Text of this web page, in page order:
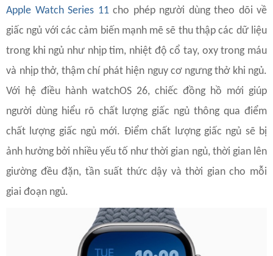
Apple Watch Series 11cho phép người dùng theo dõi về
giấc ngủ với các cảm biến mạnh mẽ sẽ thu thập các dữ liệu
trong khi ngủ như nhịp tim, nhiệt độ cổ tay, oxy trong máu
và nhịp thở, thậm chí phát hiện nguy cơ ngưng thở khi ngủ.
Với hệ điều hành watchOS 26, chiếc đồng hồ mới giúp
người dùng hiểu rõ chất lượng giấc ngủ thông qua điểm
chất lượng giấc ngủ mới. Điểm chất lượng giấc ngủ sẽ bị
ảnh hưởng bởi nhiều yếu tố như thời gian ngủ, thời gian lên
giường đều đặn, tần suất thức dậy và thời gian cho mỗi
giai đoạn ngủ.